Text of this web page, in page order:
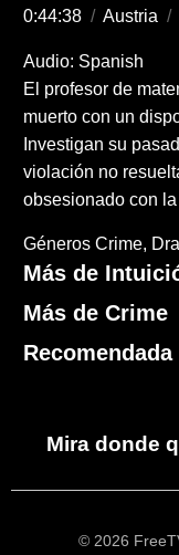
0:44:38 / Austria /
Audio: Spanish
El profesor de
muerto con un
Investigan su
violación no
obsesionado con
Géneros Crime
Más de
Más de Crime
Recomendada
Mira donde
© 2026